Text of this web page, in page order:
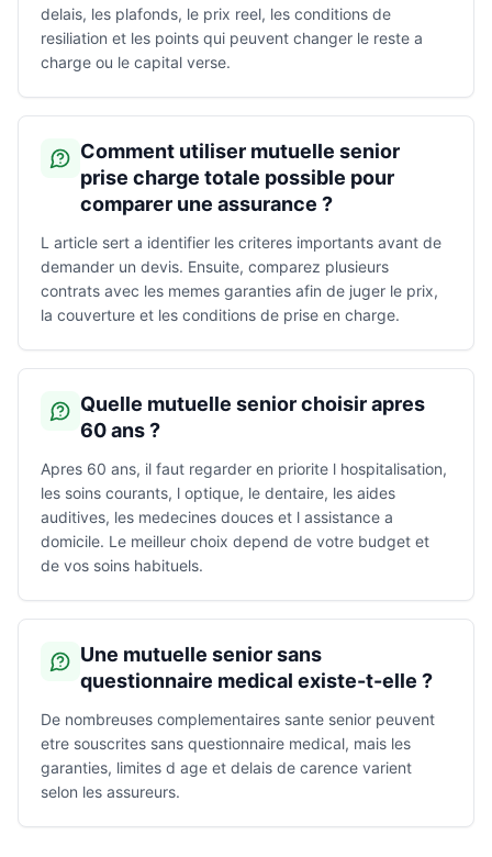
delais, les plafonds, le prix reel, les conditions de
resiliation et les points qui peuvent changer le reste a
charge ou le capital verse.
Comment utiliser mutuelle senior
prise charge totale possible pour
comparer une assurance ?
L article sert a identifier les criteres importants avant de
demander un devis. Ensuite, comparez plusieurs
contrats avec les memes garanties afin de juger le prix,
la couverture et les conditions de prise en charge.
Quelle mutuelle senior choisir apres
60 ans ?
Apres 60 ans, il faut regarder en priorite l hospitalisation,
les soins courants, l optique, le dentaire, les aides
auditives, les medecines douces et l assistance a
domicile. Le meilleur choix depend de votre budget et
de vos soins habituels.
Une mutuelle senior sans
questionnaire medical existe-t-elle ?
De nombreuses complementaires sante senior peuvent
etre souscrites sans questionnaire medical, mais les
garanties, limites d age et delais de carence varient
selon les assureurs.